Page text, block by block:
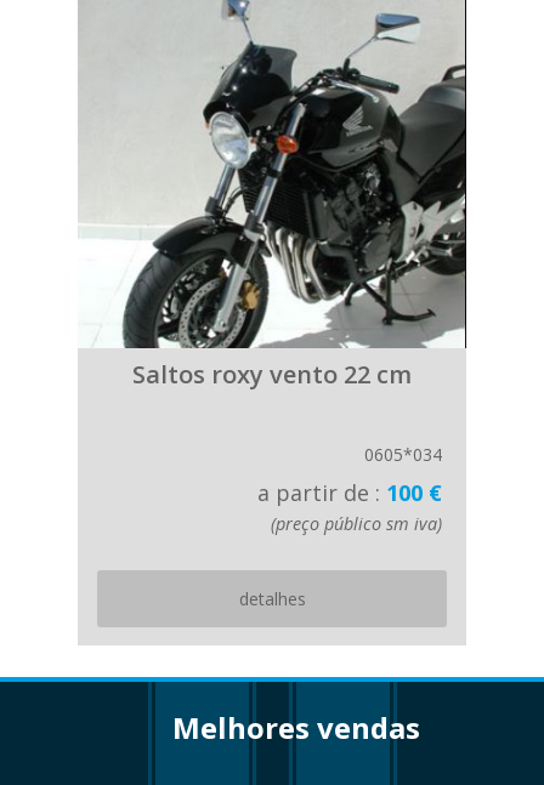
Saltos roxy vento 22 cm
0605*034
a partir de : 100 €
(preço público sm iva)
detalhes
melhores vendas